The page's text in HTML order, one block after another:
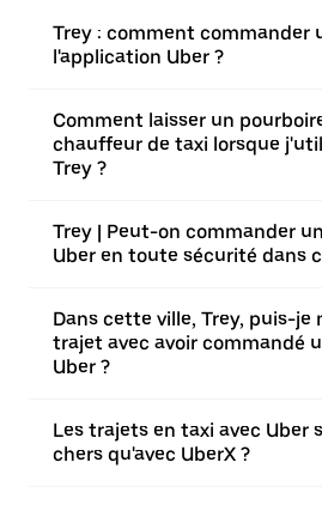
Trey : comment commander
l'application Uber ?
Comment laisser un
chauffeur de taxi lorsque
Trey ?
Trey | Peut-on commander
Uber en toute sécurité dans
Dans cette ville, Trey, puis-je
trajet avec avoir commandé
Uber ?
Les trajets en taxi avec Uber
chers qu'avec UberX ?